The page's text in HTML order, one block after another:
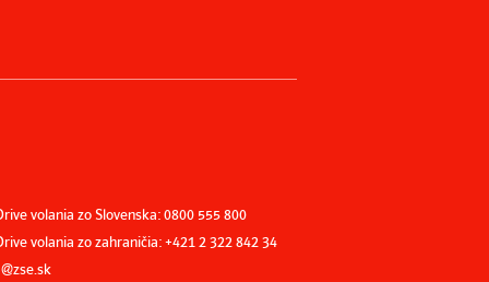
volania zo Slovenska: 0800 555 800
volania zo zahraničia: +421 2 322 842 34